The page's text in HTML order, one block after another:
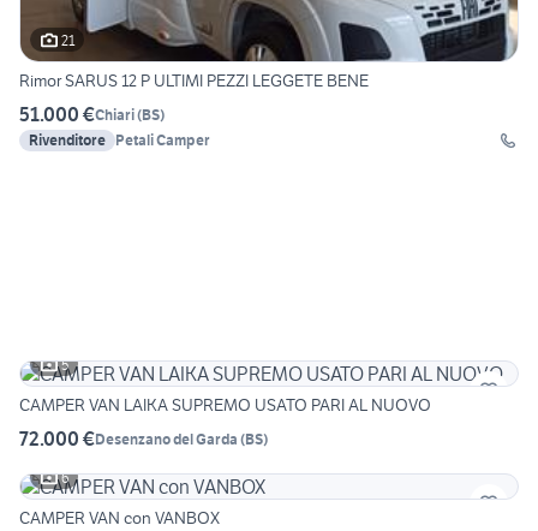
21
Rimor SARUS 12 P ULTIMI PEZZI LEGGETE BENE
51.000 €Chiari(BS)
Rivenditore Petali Camper
5
CAMPER VAN LAIKA SUPREMO USATO PARI AL NUOVO
72.000 €Desenzano del Garda (BS)
6
CAMPER VAN con VANBOX